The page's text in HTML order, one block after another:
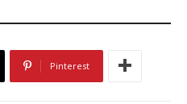
Pinterest